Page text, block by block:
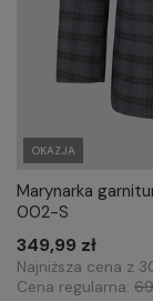
OKAZJA
Marynarka
002-S
349,99 zł
Najniższa cena z
Cena regularna: